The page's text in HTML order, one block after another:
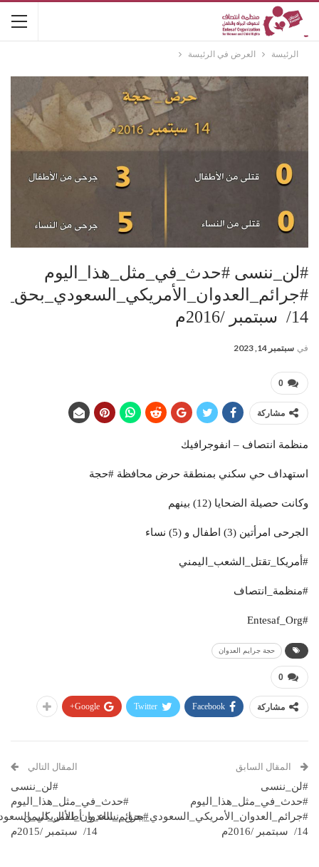
الرئيسة العرض في الرئيسة
#لن_ننسى #حدث_في_مثل_هذا_اليوم
14/ سبتمبر /2016م
في سبتمبر 14, 2023
0
مشاركة
منظمة انتصاف – انفوجرافيك
ستهداف حي سكني بمنطقة حرض محافظة #حجة
وكانت حصيلة الضحايا (12) بينهم
الجرحى امرأتين (3) اطفال و (5) نساء
#أمريكا_تقتل_الشعب_اليمني
#منظمة_انتصاف
#Entesaf_Org
حجة جرايم العدوان
0
مشاركة Facebook
Twitter
Google+
المقال السابق
#لن_ننسى
#حدث_في_مثل_هذا_اليوم
#جرائم_العدوان_الأمريكي_السعودي_بحق_نساء_و_أطفال_اليمن
14/ سبتمبر /2016م
المقال التالي
#لن_ننسى
#حدث_في_مثل_هذا_اليوم
14/ سبتمبر /2015م